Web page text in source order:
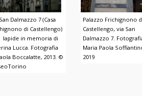
Dalmazzo 7 (Casa
di Castellengo)
lapide in memoria di
Lucca. Fotografia
Boccalatte, 2013. ©
Palazzo Frichignono
Castellengo, via San
Dalmazzo 7.
Maria Paola
2019